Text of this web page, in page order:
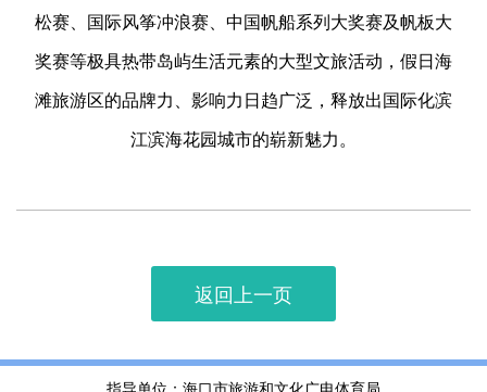
松赛、国际风筝冲浪赛、中国帆船系列大奖赛及帆板大
奖赛等极具热带岛屿生活元素的大型文旅活动，假日海
滩旅游区的品牌力、影响力日趋广泛，释放出国际化滨
江滨海花园城市的崭新魅力。
返回上一页
指导单位：海口市旅游和文化广电体育局